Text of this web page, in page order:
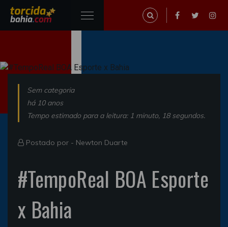
Sem categoria
há 10 anos
Tempo estimado para a leitura: 1 minuto, 18 segundos.
Postado por - Newton Duarte
#TempoReal BOA Esporte
x Bahia